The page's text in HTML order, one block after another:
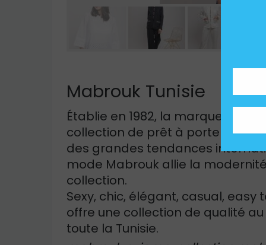
Mabrouk Tunisie
Établie en 1982, la marque
collection de prêt à porter pour
des grandes tendances
mode Mabrouk allie la
collection.
Sexy, chic, élégant, casual,
offre une collection de qualité
toute la Tunisie.